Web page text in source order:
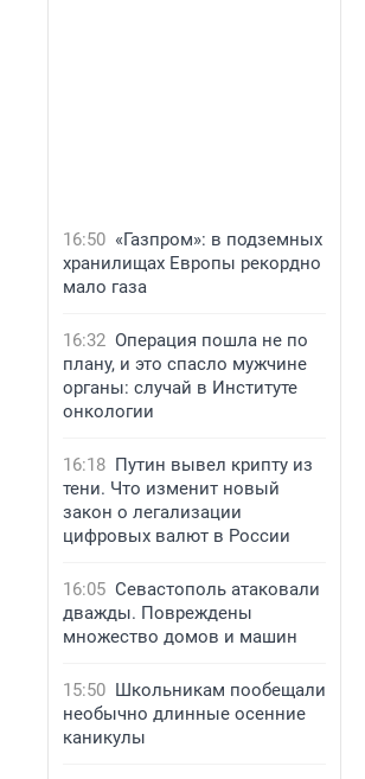
16:50 «Газпром»: в подземных
хранилищах Европы рекордно
мало газа
16:32 Операция пошла не по
плану, и это спасло мужчине
органы: случай в Институте
онкологии
16:18 Путин вывел крипту из
тени. Что изменит новый
закон о легализации
цифровых валют в России
16:05 Севастополь атаковали
дважды. Повреждены
множество домов и машин
15:50 Школьникам пообещали
необычно длинные осенние
каникулы